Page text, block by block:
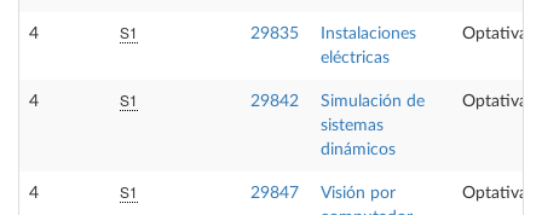
4 S1 29835
Instalaciones
eléctricas
Optativa
4 S1 29842
Simulación de
sistemas
dinámicos
Optativa
4 S1 29847
Visión por
Optativa